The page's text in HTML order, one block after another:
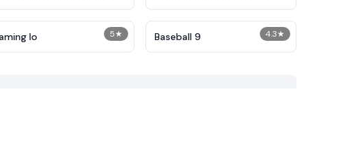
Alternative Phase 2
5★
Io 4.3★
Baseball 9